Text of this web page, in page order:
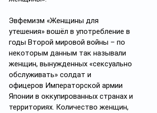
Эвфемизм «Женщины для
утешения» вошёл в употребление в
годы Второй мировой войны – по
некоторым данным так называли
женщин, вынужденных «сексуально
обслуживать» солдат и
офицеров Императорской армии
Японии в оккупированных странах и
территориях. Количество женщин,